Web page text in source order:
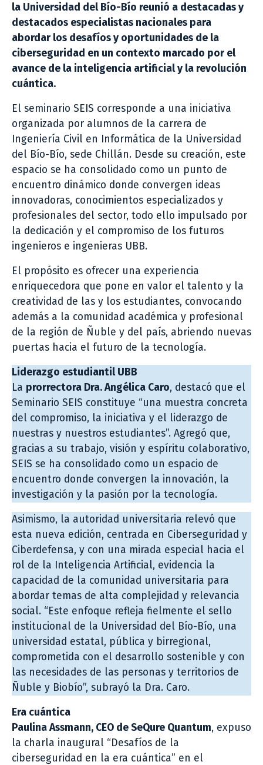
la Universidad del Bío-Bío reunió a destacadas y
destacados especialistas nacionales para
abordar los desafíos y oportunidades de la
ciberseguridad en un contexto marcado por el
avance de la inteligencia artificial y la revolución
cuántica.
El seminario SEIS corresponde a una iniciativa
organizada por alumnos de la carrera de
Ingeniería Civil en Informática de la Universidad
del Bío-Bío, sede Chillán. Desde su creación, este
espacio se ha consolidado como un punto de
encuentro dinámico donde convergen ideas
innovadoras, conocimientos especializados y
profesionales del sector, todo ello impulsado por
la dedicación y el compromiso de los futuros
ingenieros e ingenieras UBB.
El propósito es ofrecer una experiencia
enriquecedora que pone en valor el talento y la
creatividad de las y los estudiantes, convocando
además a la comunidad académica y profesional
de la región de Ñuble y del país, abriendo nuevas
puertas hacia el futuro de la tecnología.
Liderazgo estudiantil UBB
La prorrectora Dra. Angélica Caro, destacó que el
Seminario SEIS constituye “una muestra concreta
del compromiso, la iniciativa y el liderazgo de
nuestras y nuestros estudiantes”. Agregó que,
gracias a su trabajo, visión y espíritu colaborativo,
SEIS se ha consolidado como un espacio de
encuentro donde convergen la innovación, la
investigación y la pasión por la tecnología.
Asimismo, la autoridad universitaria relevó que
esta nueva edición, centrada en Ciberseguridad y
Ciberdefensa, y con una mirada especial hacia el
rol de la Inteligencia Artificial, evidencia la
capacidad de la comunidad universitaria para
abordar temas de alta complejidad y relevancia
social. “Este enfoque refleja fielmente el sello
institucional de la Universidad del Bío-Bío, una
universidad estatal, pública y birregional,
comprometida con el desarrollo sostenible y con
las necesidades de las personas y territorios de
Ñuble y Biobío”, subrayó la Dra. Caro.
Era cuántica
Paulina Assmann, CEO de SeQure Quantum, expuso
la charla inaugural “Desafíos de la
ciberseguridad en la era cuántica” en el